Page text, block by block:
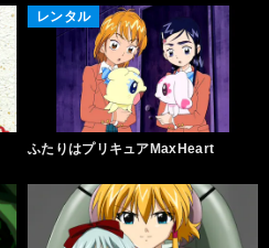
レンタル
ふたりはプリキュアMaxHeart